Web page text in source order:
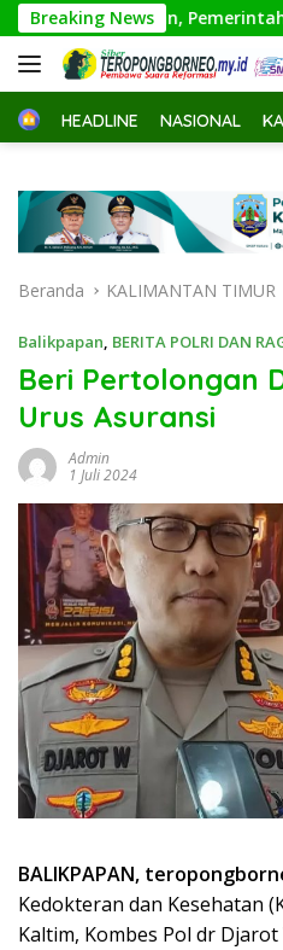
Langsung
ke
konten
Breaking News
Pemerintah Salurkan
HomeHEADLINE NASIONAL
Beranda KALIMANTAN TIMUR
Balikpapan, BERITA POLRI DAN
Beri Pertolongan
Urus Asuransi
Admin
1 Juli 2024
BALIKPAPAN,
Kedokteran dan Kesehatan
Kaltim, Kombes Pol dr